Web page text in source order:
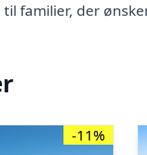
familier, der
-11%